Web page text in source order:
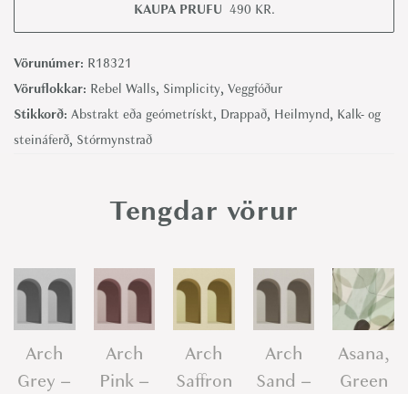
s
h
G
r
e
R
e
KAUPA PRUFU 490 KR.
Vörunúmer: R18321
Vöruflokkar: Rebel Walls, Simplicity, Veggfóður
Stikkorð: Abstrakt eða geómetrískt, Drappað, Heilmynd, Kalk- og
steináferð, Stórmynstrað
Tengdar vörur
Arch
Grey –
Arch
Pink –
Arch
Saffron
Arch
Sand –
Asana,
Green